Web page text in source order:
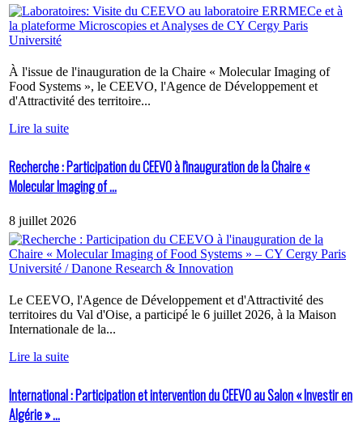
À l'issue de l'inauguration de la Chaire « Molecular Imaging of
Food Systems », le CEEVO, l'Agence de Développement et
d'Attractivité des territoire...
Lire la suite
Recherche : Participation du CEEVO à l'inauguration de la Chaire «
Molecular Imaging of ...
8 juillet 2026
Le CEEVO, l'Agence de Développement et d'Attractivité des
territoires du Val d'Oise, a participé le 6 juillet 2026, à la Maison
Internationale de la...
Lire la suite
International : Participation et intervention du CEEVO au Salon « Investir en
Algérie » ...